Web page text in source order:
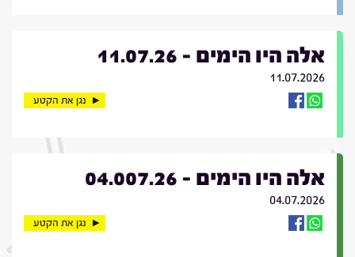
אלה היו הימים - 11.07.26
11.07.2026
נגן את הקטע
אלה היו הימים - 04.007.26
04.07.2026
נגן את הקטע